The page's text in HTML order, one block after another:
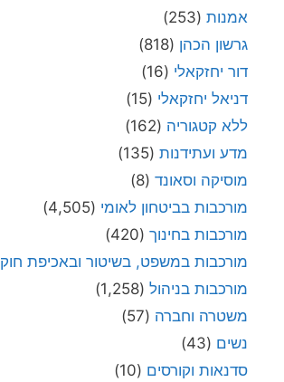
אמנות (253)
גרשון הכהן (818)
דור יחזקאלי (16)
דניאל יחזקאלי (15)
ללא קטגוריה (162)
מדע ועתידנות (135)
מוסיקה וסאונד (8)
מורכבות בביטחון לאומי (4,505)
מורכבות בחינוך (420)
מורכבות במשפט, בשיטור ובאכיפת חוק
מורכבות בניהול (1,258)
משטרה וחברה (57)
נשים (43)
סדנאות וקורסים (10)